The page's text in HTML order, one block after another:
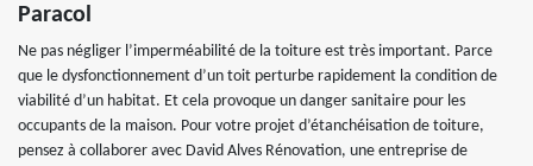
Paracol
Ne pas négliger l’imperméabilité de la toiture est très important. Parce
que le dysfonctionnement d’un toit perturbe rapidement la condition de
viabilité d’un habitat. Et cela provoque un danger sanitaire pour les
occupants de la maison. Pour votre projet d’étanchéisation de toiture,
pensez à collaborer avec David Alves Rénovation, une entreprise de